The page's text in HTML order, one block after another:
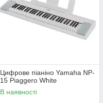
Цифрове піаніно Yamaha NP-
15 Piaggero White
В наявності